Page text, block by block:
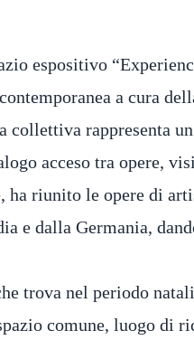
espositivo
a cura
collettiva rappresenta
acceso tra opere,
ha riunito le opere di
e dalla Germania,
trova nel periodo
comune, luogo di